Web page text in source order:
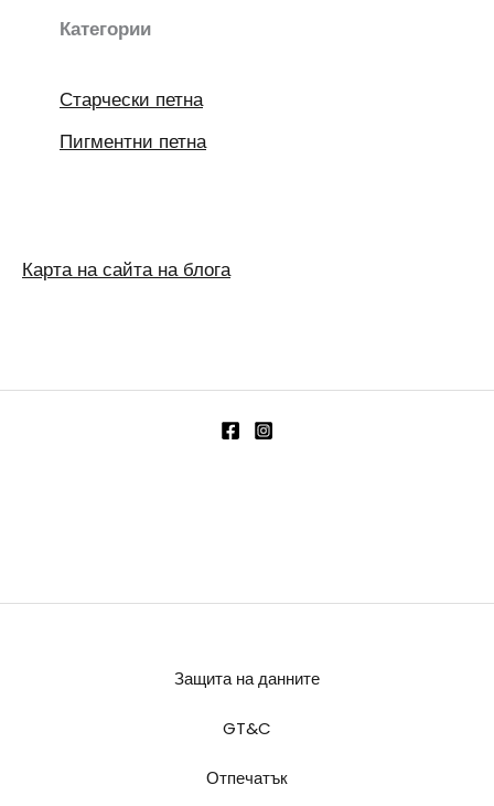
Категории
Старчески петна
Пигментни петна
Карта на сайта на блога
Защита на данните
GT&C
Отпечатък